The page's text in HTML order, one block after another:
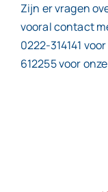
Zijn er vragen
vooral contact
0222-314141
612255 voor